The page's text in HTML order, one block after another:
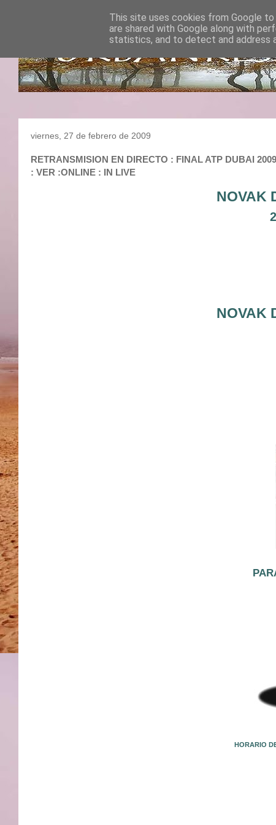
viernes, 27 de febrero de 2009
RETRANSMISION EN DIRECTO : FINAL ATP DUBAI
: VER :ONLINE : IN LIVE
NOVAK
NOVAK
HORARIO
This site uses cookies from Google
are shared with Google along with
statistics, and to detect and address